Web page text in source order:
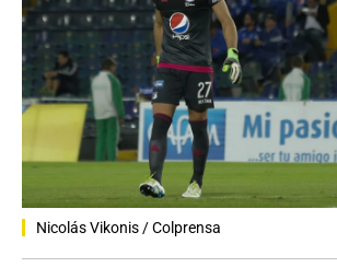
Nicolás Vikonis / Colprensa